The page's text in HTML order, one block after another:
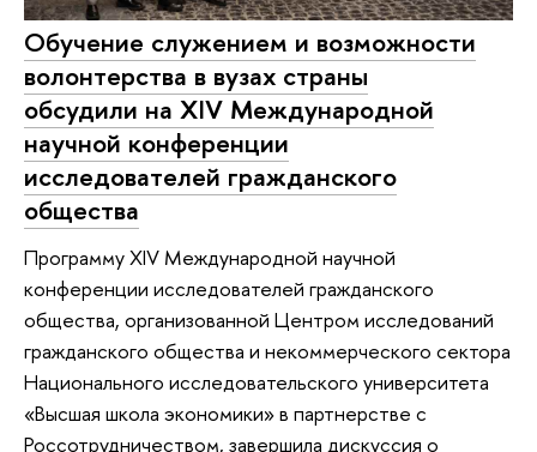
Обучение служением и возможности
волонтерства в вузах страны
обсудили на XIV Международной
научной конференции
исследователей гражданского
общества
Программу XIV Международной научной
конференции исследователей гражданского
общества, организованной Центром исследований
гражданского общества и некоммерческого сектора
Национального исследовательского университета
«Высшая школа экономики» в партнерстве с
Россотрудничеством, завершила дискуссия о